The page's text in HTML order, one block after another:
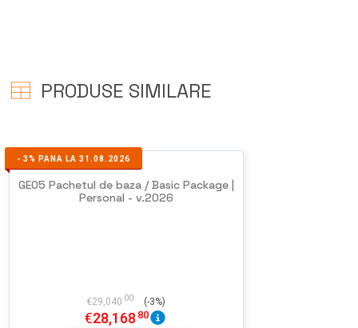
PRODUSE SIMILARE
- 3% PANA LA 31.08.2026
GEO5 Pachetul de baza / Basic Package |
Personal - v.2026
€29,040 00 (-3%)
€28,168 80